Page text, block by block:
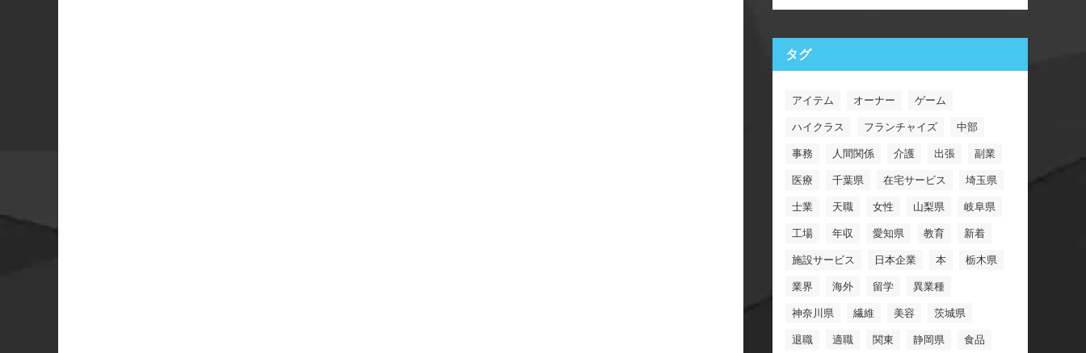
タグ
アイテム オーナー ゲーム
ハイクラス フランチャイズ 中部
事務 人間関係 介護 出張 副業
医療 千葉県 在宅サービス 埼玉県
士業 天職 女性 山梨県 岐阜県
工場 年収 愛知県 教育 新着
施設サービス 日本企業 本 栃木県
業界 海外 留学 異業種
神奈川県 繊維 美容 茨城県
退職 適職 関東 静岡県 食品